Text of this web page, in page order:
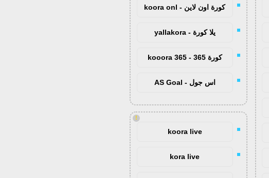
كورة اون لاين - koora onl
يلا كورة - yallakora
كورة 365 - kooora 365
اس جول - AS Goal
!
koora live
kora live